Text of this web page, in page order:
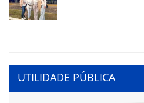
UTILIDADE PÚBLICA